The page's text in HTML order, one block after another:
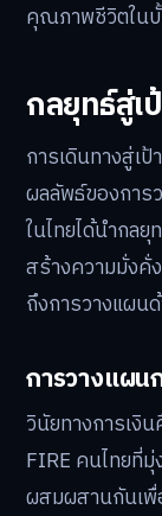
คุณภาพชีวิตใน
กลยุทธ์สู่เ
การเดินทางสู่เป้
ผลลัพธ์ของการ
ในไทยได้นำกลยุ
สร้างความมั่งคั่
ถึงการวางแผน
การวางแผน
วินัยทางการเงิ
FIRE คนไทยที่มุ่
ผสมผสานกันเพื่